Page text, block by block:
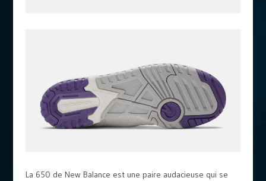
La 650 de New Balance est une paire audacieuse qui se